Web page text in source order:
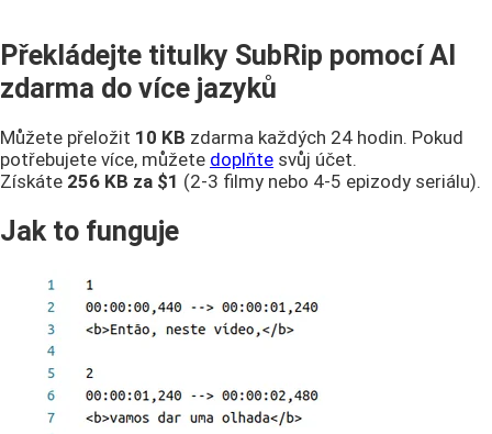
Překládejte titulky SubRip pomocí AI
zdarma do více jazyků
Můžete přeložit 10 KB zdarma každých 24 hodin. Pokud
potřebujete více, můžete doplňte svůj účet.
Získáte 256 KB za $1 (2-3 filmy nebo 4-5 epizody seriálu).
Jak to funguje